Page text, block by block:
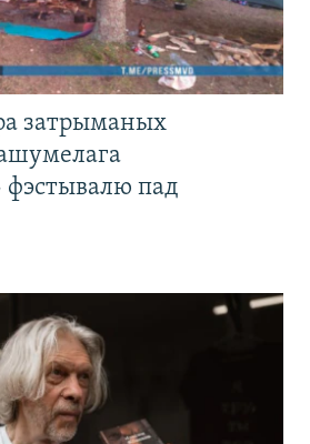
затрыманых
фэстывалю пад